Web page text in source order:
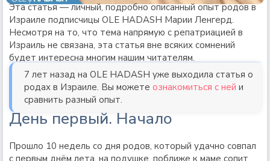
Эта статья — личный, подробно описанный опыт родов в
Израиле подписчицы OLE HADASH Марии Ленгерд.
Несмотря на то, что тема напрямую с репатриацией в
Израиль не связана, эта статья вне всяких сомнений
будет интересна многим нашим читателям.
7 лет назад на OLE HADASH уже выходила статья о
родах в Израиле. Вы можете ознакомиться с ней и
сравнить разный опыт.
День первый. Начало
Прошло 10 недель со дня родов, который удачно совпал
с первым днём лета, на подушке, поближе к маме сопит